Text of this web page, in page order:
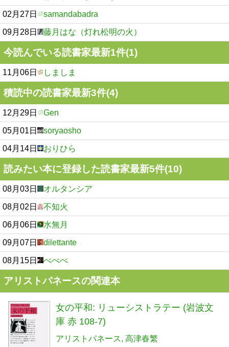
02月27日 samandabadra
09月28日 藤月はな（灯れ松明の火）
今読んでいる読書家最新1件(1)
11月06日 しましま
積読中の読書家最新3件(4)
12月29日 Gen
05月01日 soryaosho
04月14日 おりひら
読みたい本に登録した読書家最新5件(10)
08月03日 オルタンシア
08月02日 不知火
06月06日 水無月
09月07日 dilettante
08月15日 べべべ
アリストパネースの関連本
女の平和: リューシストラテー (岩波文
庫 赤 108-7)
アリストパネース 高津春繁